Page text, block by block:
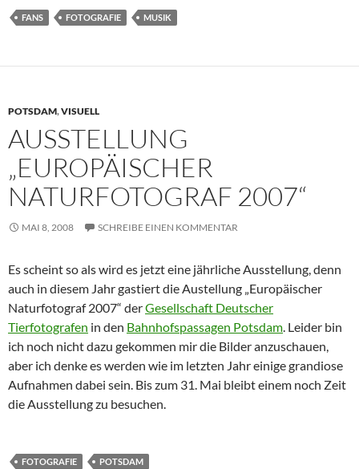
FANS FOTOGRAFIE MUSIK
POTSDAM,VISUELL
AUSSTELLUNG
„EUROPÄISCHER
NATURFOTOGRAF 2007“
MAI 8, 2008 SCHREIBE EINEN KOMMENTAR
Es scheint so als wird es jetzt eine jährliche Ausstellung, denn
auch in diesem Jahr gastiert die Austellung „Europäischer
Naturfotograf 2007“ derGesellschaft Deutscher
Tierfotografen in den Bahnhofspassagen Potsdam. Leider bin
ich noch nicht dazu gekommen mir die Bilder anzuschauen,
aber ich denke es werden wie im letzten Jahr einige grandiose
Aufnahmen dabei sein. Bis zum 31. Mai bleibt einem noch Zeit
die Ausstellung zu besuchen.
FOTOGRAFIE POTSDAM